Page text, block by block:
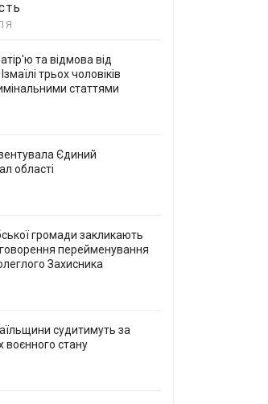
та відмова від
трьох чоловіків
статтями
Єдиний
області
громади закликають
перейменування
Захисника
судитимуть за
воєнного стану